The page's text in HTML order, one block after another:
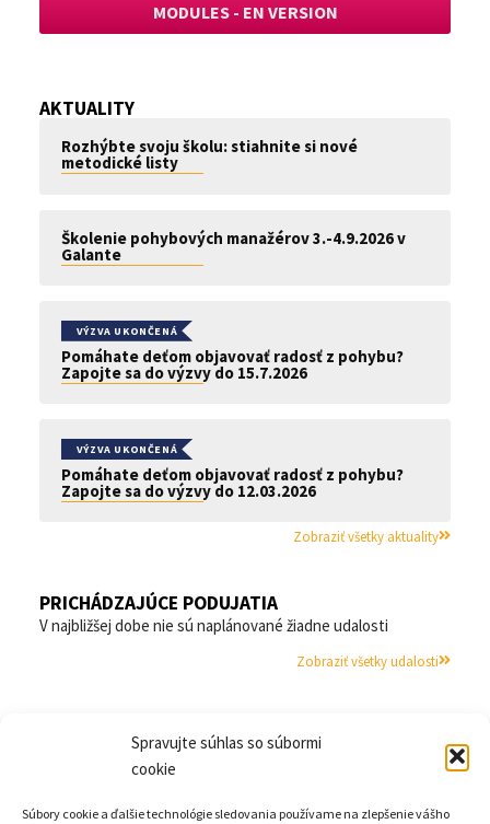
Spravujte súhlas so súbormi
cookie
Súbory cookie a ďalšie technológie sledovania používame na zlepšenie vášho
MODULES - EN VERSION
AKTUALITY
Rozhýbte svoju školu: stiahnite si nové
metodické listy
Školenie pohybových manažérov 3.-4.9.2026 v
Galante
VÝZVA UKONČENÁ
Pomáhate deťom objavovať radosť z pohybu?
Zapojte sa do výzvy do 15.7.2026
VÝZVA UKONČENÁ
Pomáhate deťom objavovať radosť z pohybu?
Zapojte sa do výzvy do 12.03.2026
Zobraziť všetky aktuality
PRICHÁDZAJÚCE PODUJATIA
V najbližšej dobe nie sú naplánované žiadne udalosti
Zobraziť všetky udalosti
Pohybom k pohode